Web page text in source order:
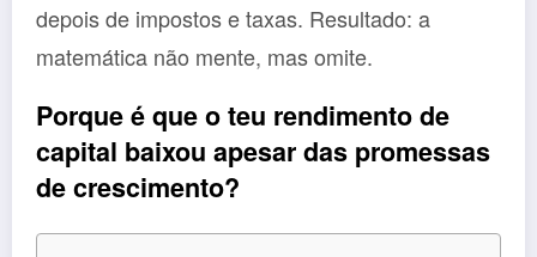
depois de impostos e taxas. Resultado: a
matemática não mente, mas omite.
Porque é que o teu rendimento de
capital baixou apesar das promessas
de crescimento?